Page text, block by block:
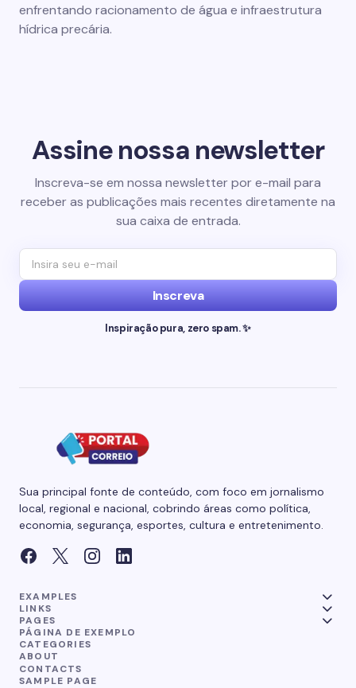
enfrentando racionamento de água e infraestrutura
hídrica precária.
Assine nossa newsletter
Inscreva-se em nossa newsletter por e-mail para
receber as publicações mais recentes diretamente na
sua caixa de entrada.
Inscreva
Inspiração pura, zero spam. ✨
Sua principal fonte de conteúdo, com foco em jornalismo
local, regional e nacional, cobrindo áreas como política,
economia, segurança, esportes, cultura e entretenimento.
EXAMPLES
LINKS
PAGES
PÁGINA DE EXEMPLO
CATEGORIES
ABOUT
CONTACTS
SAMPLE PAGE